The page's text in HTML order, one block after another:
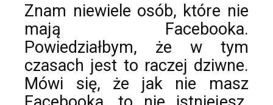
Znam niewiele osób, które nie
mają Facebooka.
Powiedziałbym, że w tym
czasach jest to raczej dziwne.
Mówi się, że jak nie masz